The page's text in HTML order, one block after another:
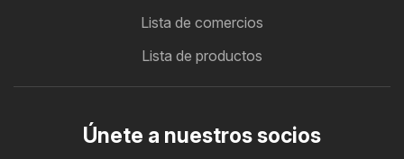
Lista de comercios
Lista de productos
Únete a nuestros socios